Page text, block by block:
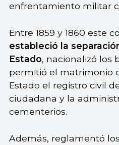
enfrentamiento militar
Entre 1859 y 1860 este
estableció la
Estado, nacionalizó los
permitió el matrimonio
Estado el registro civil
ciudadana y la
cementerios.
Además, reglamentó